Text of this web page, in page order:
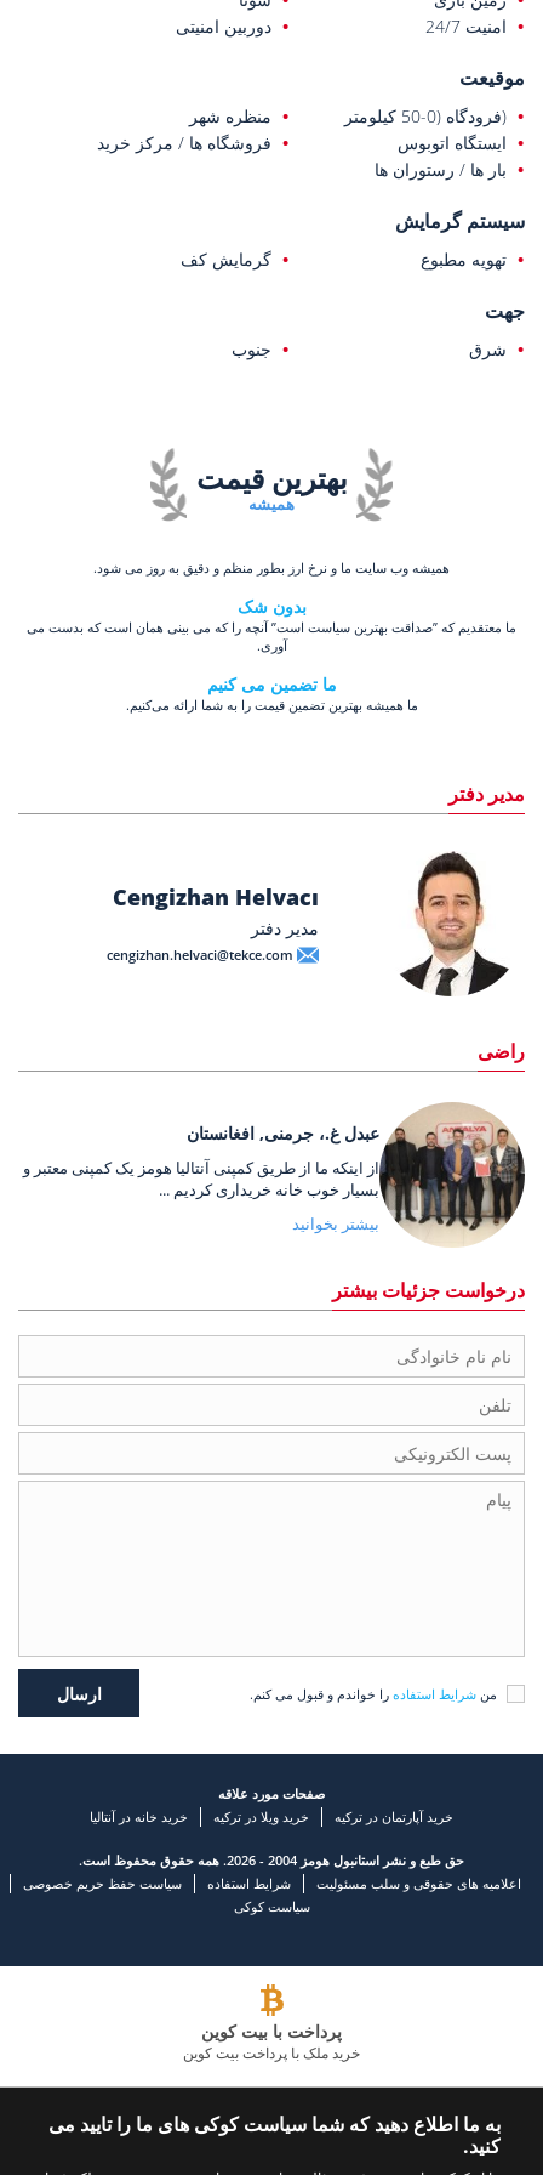
امنیت 24/7
دوربین امنیتی
موقیعت
(فرودگاه (0-50 کیلومتر
منظره شهر
ایستگاه اتوبوس
فروشگاه ها / مرکز خرید
بار ها / رستوران ها
سیستم گرمایش
تهویه مطبوع گرمایش کف
جهت
شرق جنوب
همیشه
بهترین قیمت
همیشه وب سایت ما و نرخ ارز بطور منظم و دقیق به روز می شود.
بدون شک
ما معتقدیم که ”صداقت بهترین سیاست است” آنچه را که می بینی همان است که بدست می
آوری.
ما تضمین می کنیم
ما همیشه بهترین تضمین قیمت را به شما ارائه می‌کنیم.
مدیر دفتر
Cengizhan Helvacı
مدیر دفتر
cengizhan.helvaci@tekce.com
راضی
عبدل غ.، جرمنی, افغانستان
از اینکه ما از طریق کمپنی آنتالیا هومز یک کمپنی معتبر و
بسیار خوب خانه خریداری کردیم ...
بیشتر بخوانید
درخواست جزئیات بیشتر
من شرایط استفاده را خواندم و قبول می کنم.
صفحات مورد علاقه
خرید آپارتمان در ترکیه
خرید ویلا در ترکیه خرید خانه در آنتالیا
حق طبع و نشر استانبول هومز 2004 - 2026. همه حقوق محفوظ است.
اعلامیه های حقوقی و سلب مسئولیت
شرایط استفاده
سیاست حفظ حریم خصوصی
سیاست کوکی
پرداخت با بیت کوین
خرید ملک با پرداخت بیت کوین
شرکت املاک و مستغلات پیشرو
با ما تماس بگیرید
به ما اطلاع دهید که شما سیاست کوکی های ما را تایید می
کنید.